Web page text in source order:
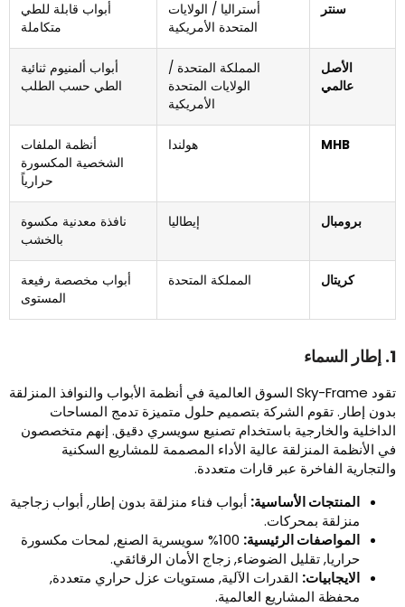
سنتر
أستراليا / الولايات
المتحدة الأمريكية
أبواب قابلة للطي
متكاملة
الأصل
عالمي
المملكة المتحدة /
الولايات المتحدة
الأمريكية
أبواب ألمنيوم ثنائية
الطي حسب الطلب
MHB هولندا
أنظمة الملفات
الشخصية المكسورة
حرارياً
برومبال إيطاليا
نافذة معدنية مكسوة
بالخشب
كريتال المملكة المتحدة
أبواب مخصصة رفيعة
المستوى
تقود Sky-Frame السوق العالمية في أنظمة الأبواب والنوافذ المنزلقة
إطار. تقوم الشركة بتصميم حلول متميزة تدمج المساحات
والخارجية باستخدام تصنيع سويسري دقيق. إنهم متخصصون
الأنظمة المنزلقة عالية الأداء المصممة للمشاريع السكنية
الفاخرة عبر قارات متعددة.
المنتجات الأساسية:أبواب فناء منزلقة بدون إطار, أبواب زجاجية
منزلقة بمحركات.
المواصفات الرئيسية:
100% سويسرية الصنع, لمحات مكسورة
حراريا, تقليل الضوضاء, زجاج الأمان الرقائقي.
الايجابيات:القدرات الآلية, مستويات عزل حراري متعددة,
محفظة المشاريع العالمية.